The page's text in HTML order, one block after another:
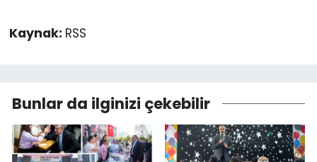
Kaynak: RSS
Bunlar da ilginizi çekebilir